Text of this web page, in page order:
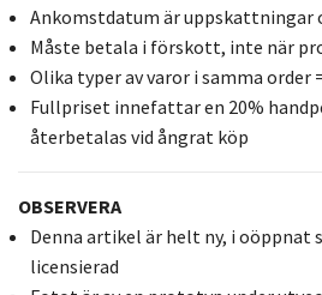
Ankomstdatum är uppskattningar
Måste betala i förskott, inte när
Olika typer av varor i samma order
Fullpriset innefattar en 20%
återbetalas vid ångrat köp
OBSERVERA
Denna artikel är helt ny, i oöppnat
licensierad